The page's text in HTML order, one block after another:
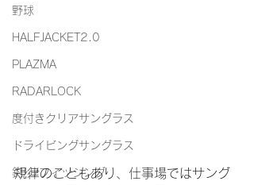
野球
HALFJACKET2.0
PLAZMA
RADARLOCK
度付きクリアサングラス
ドライビングサングラス
釣り/フィッシング
規律のこともあり、仕事場ではサング